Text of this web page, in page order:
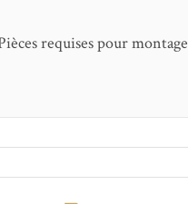
requises pour montage